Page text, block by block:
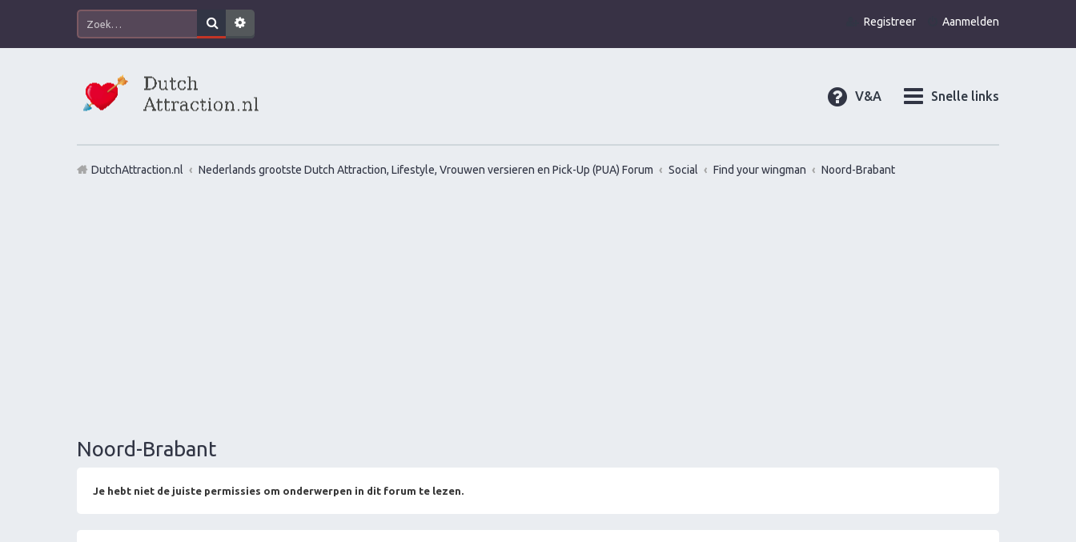
Aanmelden
Registreer
Snelle links
V&A
DutchAttraction.nl Nederlands grootste Dutch Attraction, Lifestyle, Vrouwen versieren en Pick-Up (PUA) Forum Social Find your wingman Noord-Brabant
Noord-Brabant
Je hebt niet de juiste permissies om onderwerpen in dit forum te lezen.